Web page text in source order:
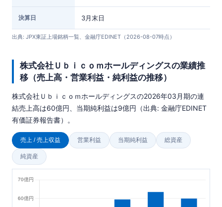
決算日 3月末日
出典: JPX東証上場銘柄一覧、金融庁EDINET（2026-08-07時点）
株式会社Ｕｂｉｃｏｍホールディングスの業績推
移（売上高・営業利益・純利益の推移）
株式会社Ｕｂｉｃｏｍホールディングスの2026年03月期の連
結売上高は60億円、当期純利益は9億円（出典: 金融庁EDINET
有価証券報告書）。
売上 / 売上収益 営業利益 当期純利益 総資産
純資産